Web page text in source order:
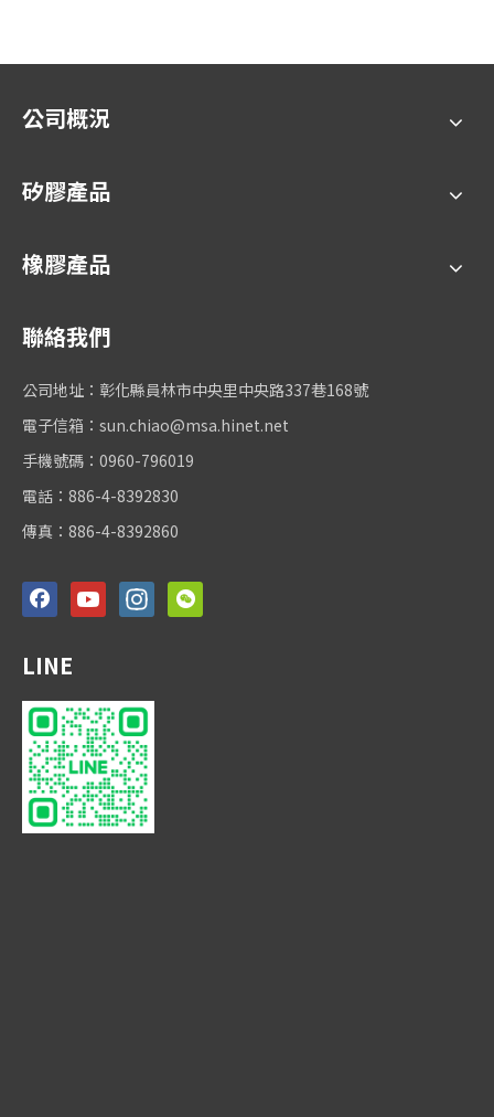
公司概況
矽膠產品
橡膠產品
聯絡我們
公司地址：彰化縣員林市中央里中央路337巷168號
電子信箱： sun.chiao@msa.hinet.net
手機號碼：0960-796019
電話：886-4-8392830
傳真：886-4-8392860
LINE